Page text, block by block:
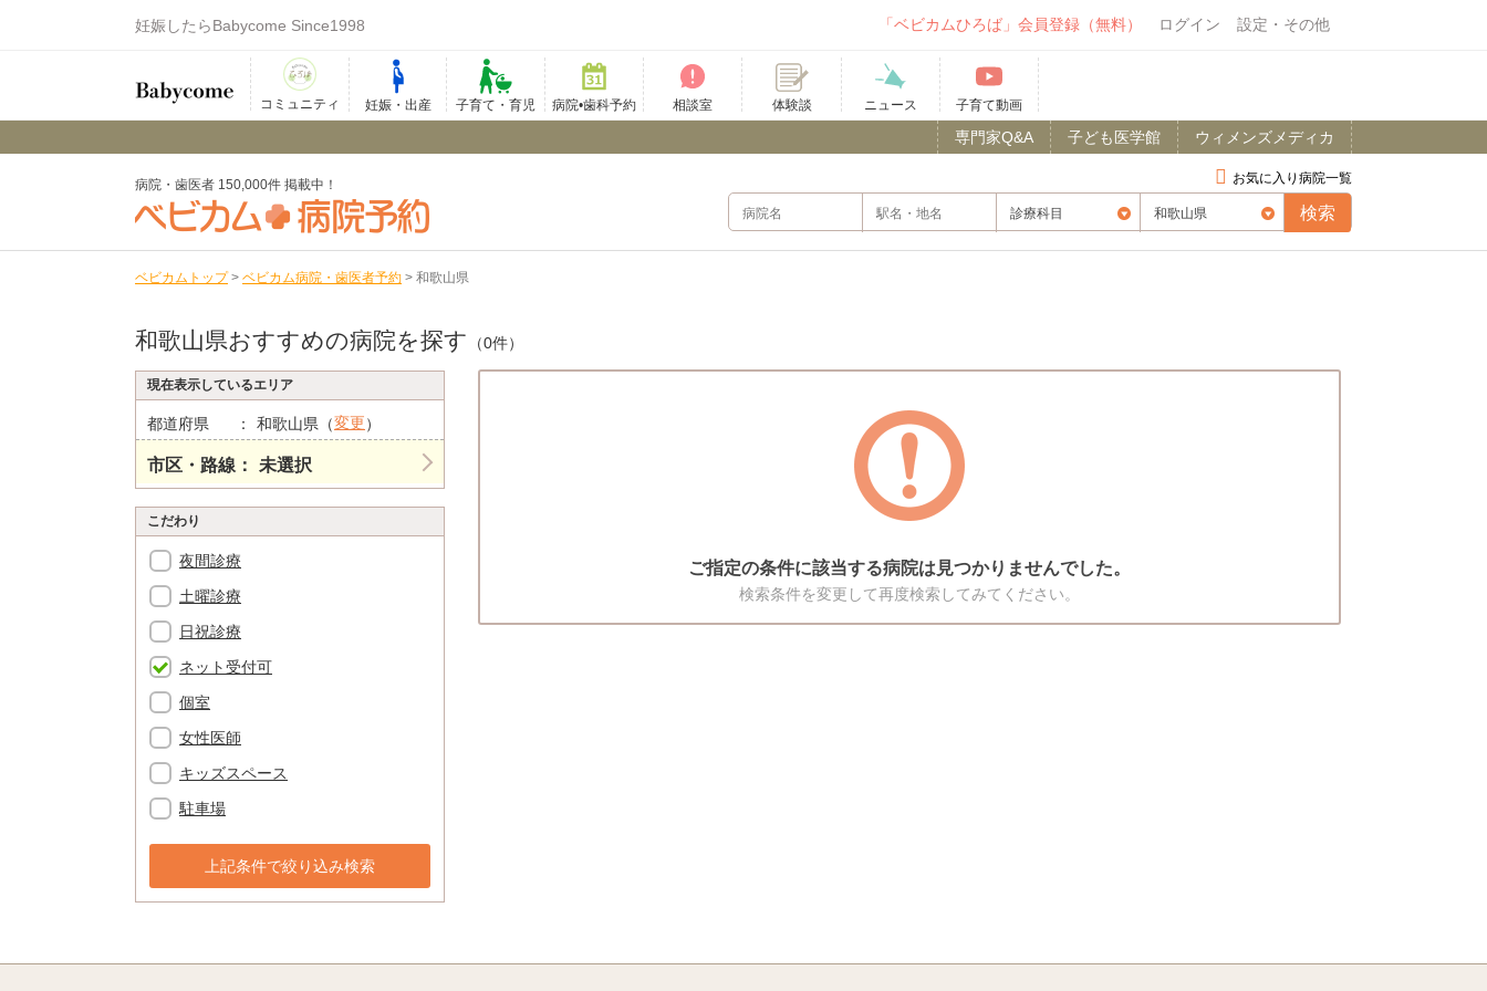
妊娠したらBabycome Since1998 「ベビカムひろば」会員登録（無料） ログイン 設定・その他
コミュニティ 妊娠・出産 子育て・育児 病院•歯科予約 相談室 体験談 ニュース 子育て動画
ウィメンズメディカ
子ども医学館
専門家Q&A
お気に入り病院一覧
病院・歯医者 150,000件 掲載中！
ベビカムトップ > ベビカム病院・歯医者予約 > 和歌山県
和歌山県おすすめの病院を探す （0件）
現在表示しているエリア
都道府県 和歌山県（変更）
市区・路線 未選択
こだわり
夜間診療
土曜診療
日祝診療
ネット受付可
個室
女性医師
キッズスペース
駐車場
上記条件で絞り込み検索
ご指定の条件に該当する病院は見つかりませんでした。
検索条件を変更して再度検索してみてください。